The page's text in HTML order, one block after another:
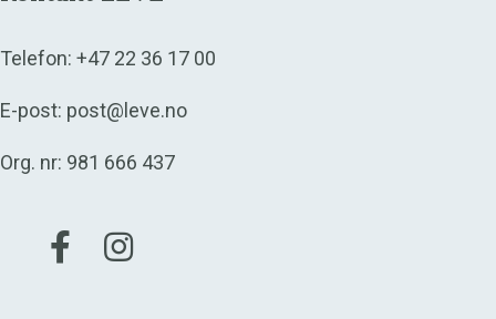
Telefon: +47 22 36 17 00
E-post: post@leve.no
Org. nr: 981 666 437
Gå til vår Facebook
Gå til vår Instagram